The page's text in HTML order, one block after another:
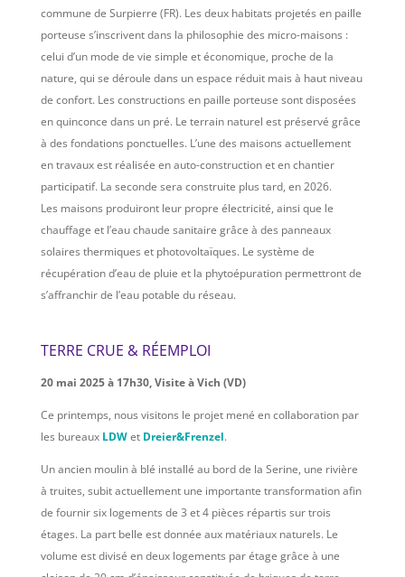
commune de Surpierre (FR). Les deux habitats projetés en paille
porteuse s’inscrivent dans la philosophie des micro-maisons :
celui d’un mode de vie simple et économique, proche de la
nature, qui se déroule dans un espace réduit mais à haut niveau
de confort. Les constructions en paille porteuse sont disposées
en quinconce dans un pré. Le terrain naturel est préservé grâce
à des fondations ponctuelles. L’une des maisons actuellement
en travaux est réalisée en auto-construction et en chantier
participatif. La seconde sera construite plus tard, en 2026.
Les maisons produiront leur propre électricité, ainsi que le
chauffage et l’eau chaude sanitaire grâce à des panneaux
solaires thermiques et photovoltaïques. Le système de
récupération d’eau de pluie et la phytoépuration permettront de
s’affranchir de l’eau potable du réseau.
TERRE CRUE & RÉEMPLOI
20 mai 2025 à 17h30, Visite à Vich (VD)
Ce printemps, nous visitons le projet mené en collaboration par
les bureaux LDWet Dreier&Frenzel.
Un ancien moulin à blé installé au bord de la Serine, une rivière
à truites, subit actuellement une importante transformation afin
de fournir six logements de 3 et 4 pièces répartis sur trois
étages. La part belle est donnée aux matériaux naturels. Le
volume est divisé en deux logements par étage grâce à une